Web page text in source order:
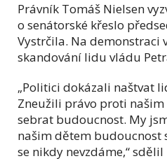
Právník Tomáš Nielsen
o senátorské křeslo
Vystrčila. Na demonstraci
skandování lidu vládu
„Politici dokázali naštvat
Zneužili právo proti
sebrat budoucnost. My
našim dětem budoucnost
se nikdy nevzdáme,“ sdělil